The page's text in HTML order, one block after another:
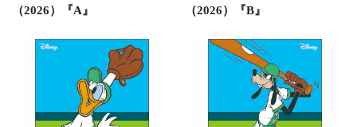
（2026）『A』
（2026）『B』